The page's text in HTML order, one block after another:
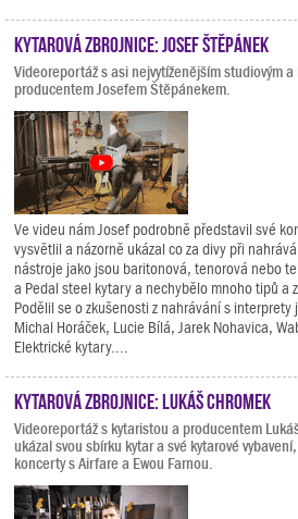
Kytarová zbrojnice: Josef Štěpánek
Videoreportáž s asi nejvytíženějším studiovým
producentem Josefem Štěpánekem.
Ve videu nám Josef podrobně představil své
vysvětlil a názorně ukázal co za divy při
nástroje jako jsou baritonová, tenorová nebo
a Pedal steel kytary a nechybělo mnoho tipů a
Podělil se o zkušenosti z nahrávání s interprety
Michal Horáček, Lucie Bílá, Jarek Nohavica,
Elektrické kytary....
Kytarová zbrojnice: Lukáš Chromek
Videoreportáž s kytaristou a producentem
ukázal svou sbírku kytar a své kytarové
koncerty s Airfare a Ewou Farnou.